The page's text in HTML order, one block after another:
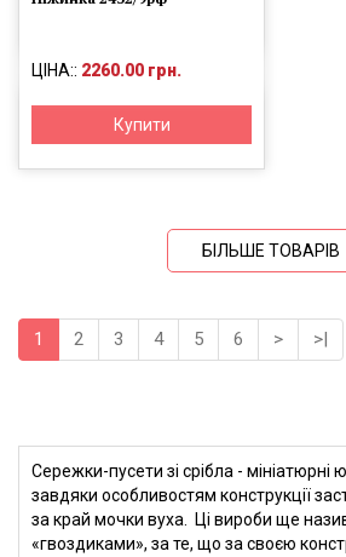
ЦІНА:: 2260.00 грн.
Купити
БІЛЬШЕ ТОВАРІВ
1 2 3 4 5 6 > >|
Сережки-пусети зі срібла - мініатюрні
завдяки особливостям конструкції
за край мочки вуха. Ці вироби ще
«гвоздиками», за те, що за своєю